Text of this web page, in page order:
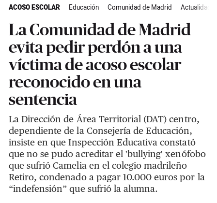
ACOSO ESCOLAR Educación Comunidad de Madrid Actualidad
La Comunidad de Madrid
evita pedir perdón a una
víctima de acoso escolar
reconocido en una
sentencia
La Dirección de Área Territorial (DAT) centro,
dependiente de la Consejería de Educación,
insiste en que Inspección Educativa constató
que no se pudo acreditar el 'bullying' xenófobo
que sufrió Camelia en el colegio madrileño
Retiro, condenado a pagar 10.000 euros por la
“indefensión” que sufrió la alumna.